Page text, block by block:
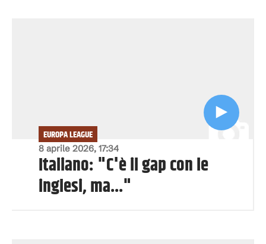
8 aprile 2026, 17:34
EUROPA LEAGUE
Italiano: "C'è il gap con le
inglesi, ma..."